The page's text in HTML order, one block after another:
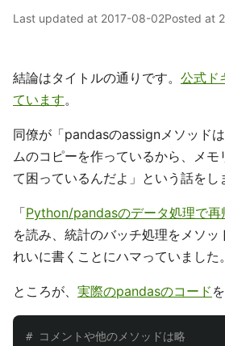
Last updated at 2017-08-02Posted at
結論はタイトルの通りです。 公式ド
ています。
同僚が「pandasのassignメソッド
ムのコピーを作っているから、メモ
て困っているんだよ」という話をし
「Python/pandasのデータ処理で再
を読み、統計のバッチ処理をメソッ
れいに書くことにハマっていました。
ところが、 実際のpandasのコード